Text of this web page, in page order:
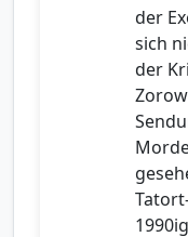
der
sich
der